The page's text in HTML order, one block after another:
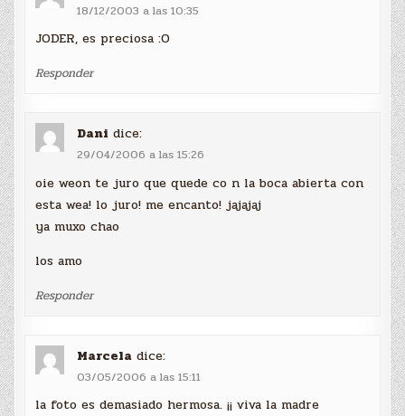
18/12/2003 a las 10:35
JODER, es preciosa :O
Responder
Dani dice:
29/04/2006 a las 15:26
oie weon te juro que quede co n la boca abierta con
esta wea! lo juro! me encanto! jajajaj
ya muxo chao
los amo
Responder
Marcela dice:
03/05/2006 a las 15:11
la foto es demasiado hermosa. ¡¡ viva la madre